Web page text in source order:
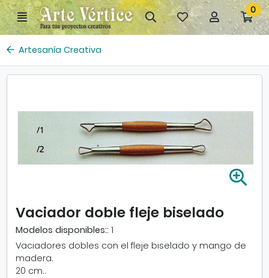
Ir al contenido principal de la página
Menú Búsqueda
Mis
artículos
Mi
cuenta
Ir
a
0
Artesanía Creativa
Vaciador doble fleje biselado
Modelos disponibles::1
Vaciadores dobles con el fleje biselado y mango de
madera.
20 cm..